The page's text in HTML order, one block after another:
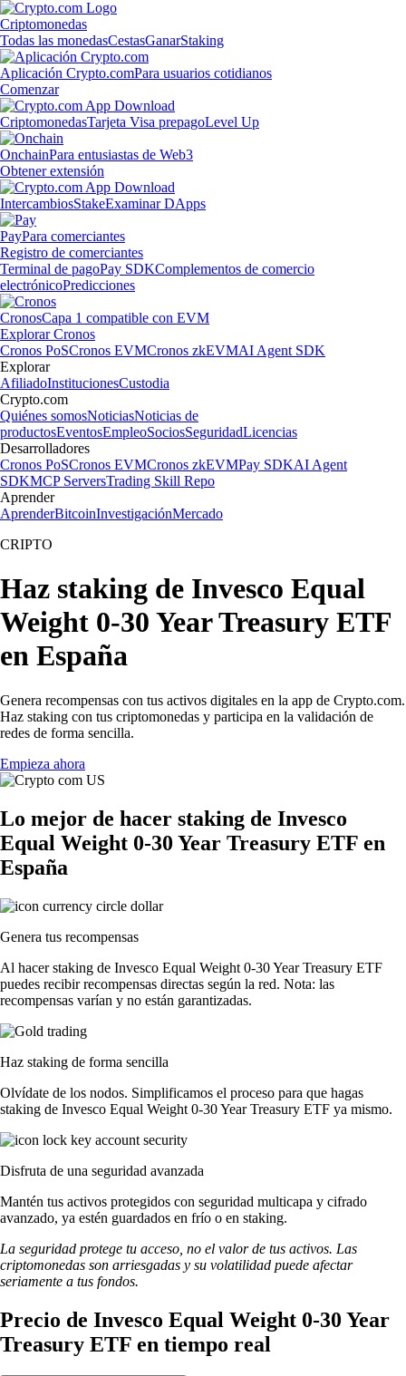
Criptomonedas
Todas las monedasCestasGanarStaking
Aplicación Crypto.comPara usuarios cotidianos
Comenzar
CriptomonedasTarjeta Visa prepagoLevel Up
OnchainPara entusiastas de Web3
Obtener extensión
IntercambiosStakeExaminar DApps
PayPara comerciantes
Registro de comerciantes
Terminal de pagoPay SDKComplementos de comercio
electrónicoPredicciones
CronosCapa 1 compatible con EVM
Explorar Cronos
Cronos PoSCronos EVMCronos zkEVMAI Agent SDK
Explorar
AfiliadoInstitucionesCustodia
Crypto.com
Quiénes somosNoticiasNoticias de
productosEventosEmpleoSociosSeguridadLicencias
Desarrolladores
Cronos PoSCronos EVMCronos zkEVMPay SDKAI Agent
SDKMCP ServersTrading Skill Repo
Aprender
AprenderBitcoinInvestigaciónMercado
CRIPTO
Haz staking de Invesco Equal
Weight 0-30 Year Treasury ETF
en España
Genera recompensas con tus activos digitales en la app de Crypto.com.
Haz staking con tus criptomonedas y participa en la validación de
redes de forma sencilla.
Empieza ahora
Lo mejor de hacer staking de Invesco
Equal Weight 0-30 Year Treasury ETF en
España
Genera tus recompensas
Al hacer staking de Invesco Equal Weight 0-30 Year Treasury ETF
puedes recibir recompensas directas según la red. Nota: las
recompensas varían y no están garantizadas.
Haz staking de forma sencilla
Olvídate de los nodos. Simplificamos el proceso para que hagas
staking de Invesco Equal Weight 0-30 Year Treasury ETF ya mismo.
Disfruta de una seguridad avanzada
Mantén tus activos protegidos con seguridad multicapa y cifrado
avanzado, ya estén guardados en frío o en staking.
La seguridad protege tu acceso, no el valor de tus activos. Las
criptomonedas son arriesgadas y su volatilidad puede afectar
seriamente a tus fondos.
Precio de Invesco Equal Weight 0-30 Year
Treasury ETF en tiempo real